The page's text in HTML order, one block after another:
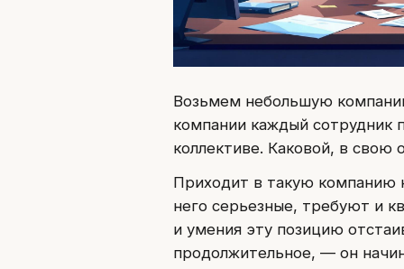
Возьмем небольшую
компании каждый сотрудник
коллективе. Каковой, в свою
Приходит в такую компанию
него серьезные, требуют и
и умения эту позицию
продолжительное, — он